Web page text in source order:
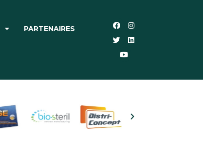
PARTENAIRES